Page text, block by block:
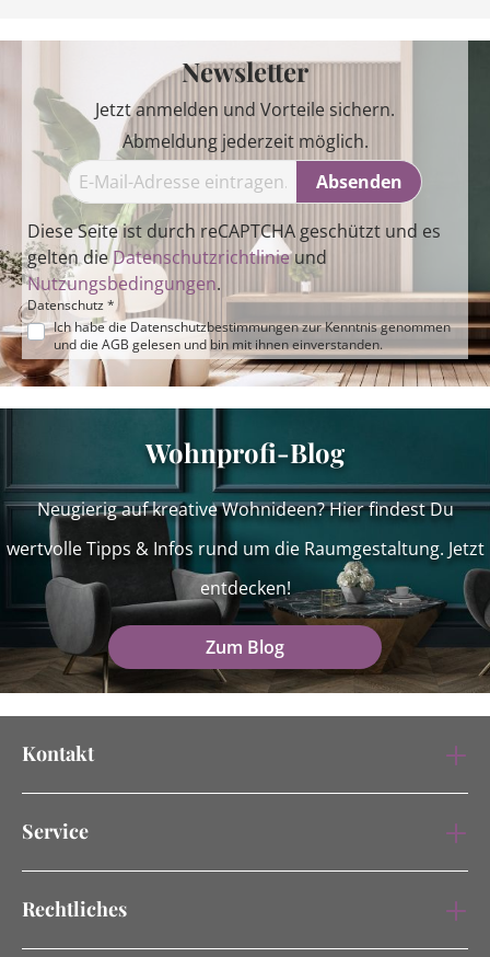
Newsletter
Jetzt anmelden und Vorteile sichern.
Abmeldung jederzeit möglich.
Absenden
Diese Seite ist durch reCAPTCHA geschützt und es
gelten dieDatenschutzrichtlinieund
Nutzungsbedingungen.
Datenschutz *
Ich habe die Datenschutzbestimmungenzur Kenntnis genommen
und die AGB gelesen und bin mit ihnen einverstanden.
Wohnprofi-Blog
Neugierig auf kreative Wohnideen? Hier findest Du
wertvolle Tipps & Infos rund um die Raumgestaltung. Jetzt
entdecken!
Zum Blog
Kontakt
Service
Rechtliches